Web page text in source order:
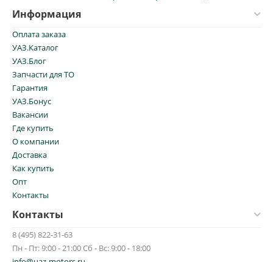
Информация
Оплата заказа
УАЗ.Каталог
УАЗ.Блог
Запчасти для ТО
Гарантия
УАЗ.Бонус
Вакансии
Где купить
О компании
Доставка
Как купить
Опт
Контакты
Контакты
8 (495) 822-31-63
Пн - Пт: 9:00 - 21:00 Сб - Вс: 9:00 - 18:00